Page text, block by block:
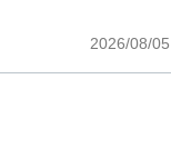
2026/08/05